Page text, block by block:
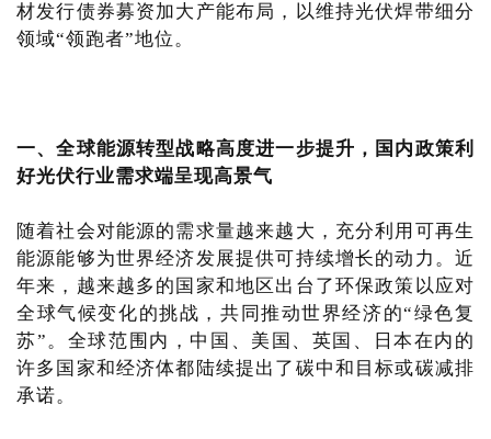
材发行债券募资加大产能布局，以维持光伏焊带细分
领域“领跑者”地位。
一、全球能源转型战略高度进一步提升，国内政策利
好光伏行业需求端呈现高景气
随着社会对能源的需求量越来越大，充分利用可再生
能源能够为世界经济发展提供可持续增长的动力。近
年来，越来越多的国家和地区出台了环保政策以应对
全球气候变化的挑战，共同推动世界经济的“绿色复
苏”。全球范围内，中国、美国、英国、日本在内的
许多国家和经济体都陆续提出了碳中和目标或碳减排
承诺。